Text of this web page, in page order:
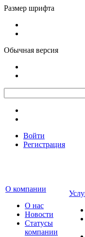
Размер шрифта
Обычная версия
Войти
Регистрация
О компании
О нас
Новости
Cтатусы
компании